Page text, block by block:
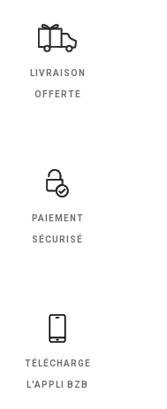
LIVRAISON
OFFERTE
PAIEMENT
SÉCURISÉ
TÉLÉCHARGE
L'APPLI BZB